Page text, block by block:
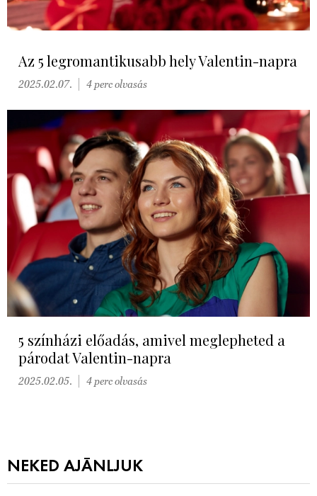
Az 5 legromantikusabb hely Valentin-napra
2025.02.07. 4 perc olvasás
5 színházi előadás, amivel meglepheted a
párodat Valentin-napra
2025.02.05. 4 perc olvasás
NEKED AJÁNLJUK